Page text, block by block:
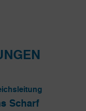
Scharf